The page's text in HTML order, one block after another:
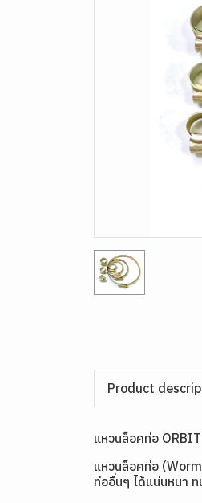
Product
แหวนล็อคท่อ
แหวนล็อคท่อ
ท่ออื่นๆ ได้แน่นหนา